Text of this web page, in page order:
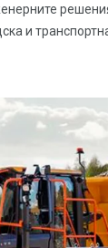
и